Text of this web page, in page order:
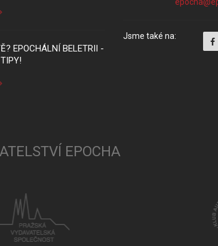
EPOCHÁLNÍ BELETRII -
Jsme také na:
EPOCHA